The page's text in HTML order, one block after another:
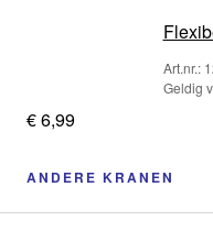
Art.nr.:
Geldig
€ 6,99
ANDERE KRANEN